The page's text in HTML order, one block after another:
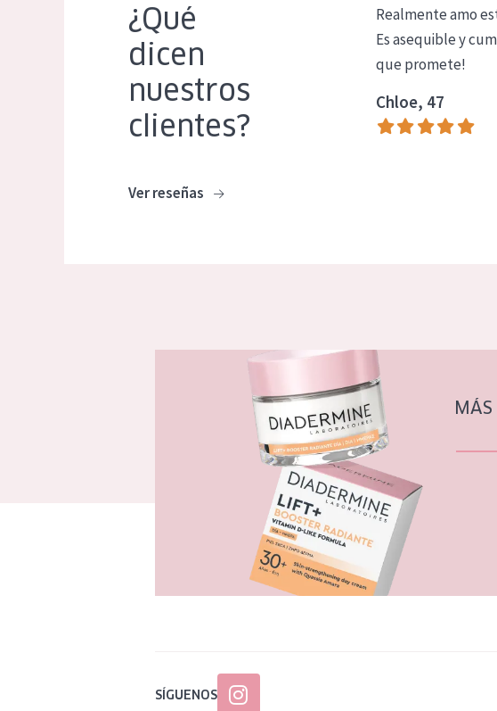
¿Qué
dicen
nuestros
clientes?
Ver reseñas
Realmente amo
Es asequible y
que promete!
Chloe, 47
SÍGUENOS